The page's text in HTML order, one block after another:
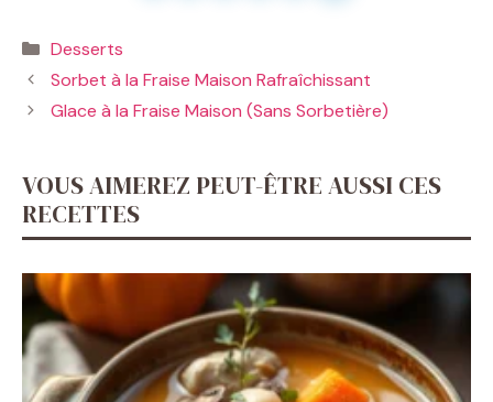
Catégories
Desserts
Sorbet à la Fraise Maison Rafraîchissant
Glace à la Fraise Maison (Sans Sorbetière)
VOUS AIMEREZ PEUT-ÊTRE AUSSI CES
RECETTES